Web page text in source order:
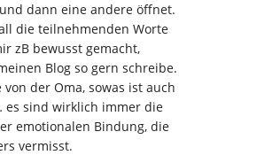
dann eine andere öffnet.
die teilnehmenden Worte
zB bewusst gemacht,
Blog so gern schreibe.
von der Oma, sowas ist auch
sind wirklich immer die
emotionalen Bindung, die
vermisst.